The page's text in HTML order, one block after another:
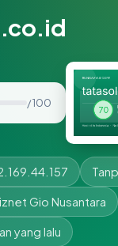
/ 100
Gio Nusantara
yang lalu